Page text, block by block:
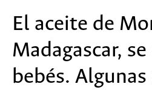
El aceite de
Madagascar,
bebés.